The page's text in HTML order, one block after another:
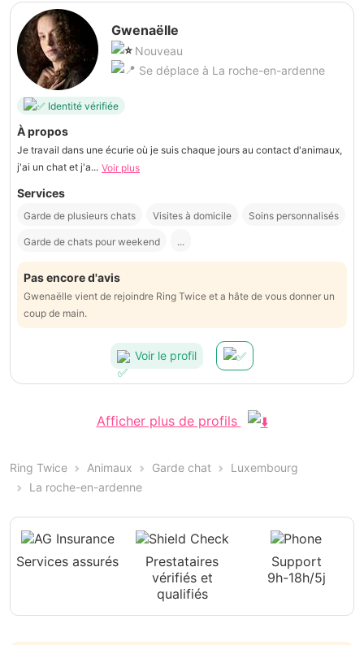
Gwenaëlle
Nouveau
Se déplace à La roche-en-ardenne
Identité vérifiée
À propos
Je travail dans une écurie où je suis chaque jours au contact d'animaux,
j'ai un chat et j'a... Voir plus
Services
Garde de plusieurs chats Visites à domicile Soins personnalisés
Garde de chats pour weekend ...
Pas encore d'avis
Gwenaëlle vient de rejoindre Ring Twice et a hâte de vous donner un
coup de main.
Voir le profil
Afficher plus de profils
Ring Twice Animaux Garde chat
Luxembourg
La roche-en-ardenne
Services assurés
Prestataires
vérifiés et
qualifiés
Support
9h-18h/5j